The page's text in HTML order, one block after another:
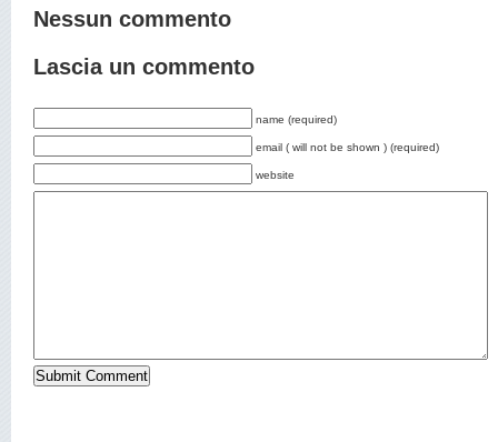
Nessun commento
Lascia un commento
name (required)
email ( will not be shown ) (required)
website